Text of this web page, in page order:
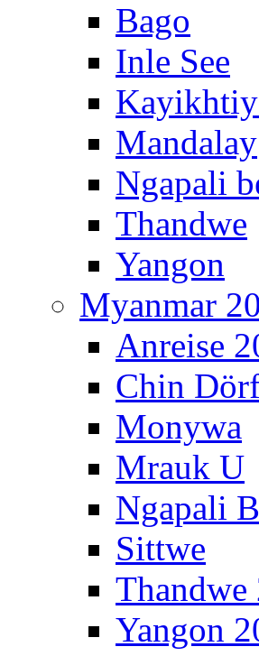
Bago
Inle See
Mandalay
Ngapali
Thandwe
Yangon
Myanmar
Anreise
Chin
Monywa
Mrauk U
Ngapali
Sittwe
Thandwe
Yangon